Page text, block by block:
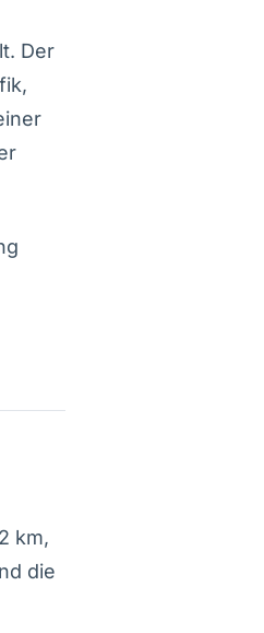
Der
km,
die